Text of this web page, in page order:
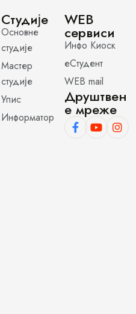
Студије
Основне
студије
Мастер
студије
Упис
Информатор
WEB
сервиси
Инфо Киоск
еСтудент
WEB mail
Друштвен
е мреже